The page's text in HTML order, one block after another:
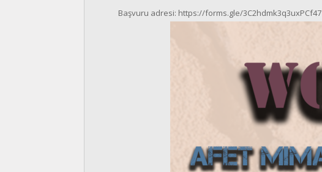
Başvuru adresi: https://forms.gle/3C2hdmk3q3uxPCf47